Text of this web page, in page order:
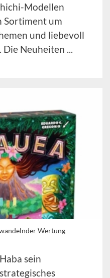
Modellen
Sortiment um
und liebevoll
Neuheiten ...
Wertung
sein